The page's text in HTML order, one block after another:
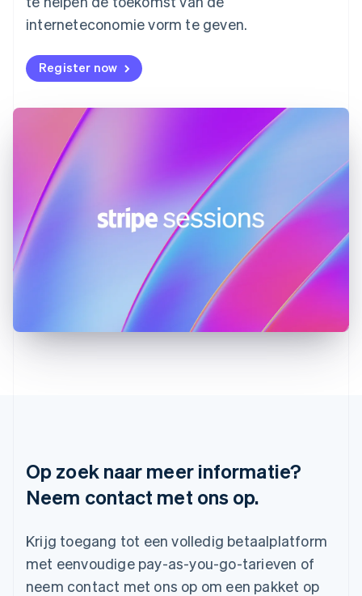
interneteconomie vorm te geven.
Register now
Op zoek naar meer informatie?
Neem contact met ons op.
Krijg toegang tot een volledig betaalplatform
met eenvoudige pay-as-you-go-tarieven of
neem contact met ons op om een pakket op
Gibraltar
English
English
Hongarije
Hongkong SAR, China
English简体中文
Ierland
English
India
English
English
Malta
English
Mexico
Nederland
Nederlands English
Nieuw-Zeeland
English